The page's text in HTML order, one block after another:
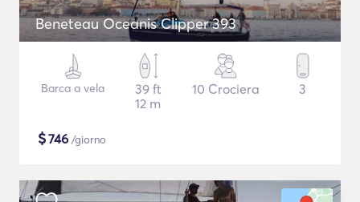
Beneteau Oceanis Clipper 393
Barca a vela
39 ft
12 m
10 Crociera 3
$746 /giorno